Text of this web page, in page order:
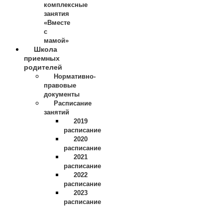
комплексные
занятия
«Вместе
с
мамой»
Школа
приемных
родителей
Нормативно-
правовые
документы
Расписание
занятий
2019
расписание
2020
расписание
2021
расписание
2022
расписание
2023
расписание